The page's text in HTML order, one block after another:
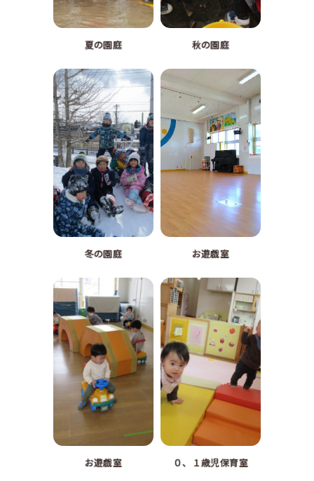
夏の園庭 秋の園庭
冬の園庭 お遊戯室
お遊戯室 ０、１歳児保育室